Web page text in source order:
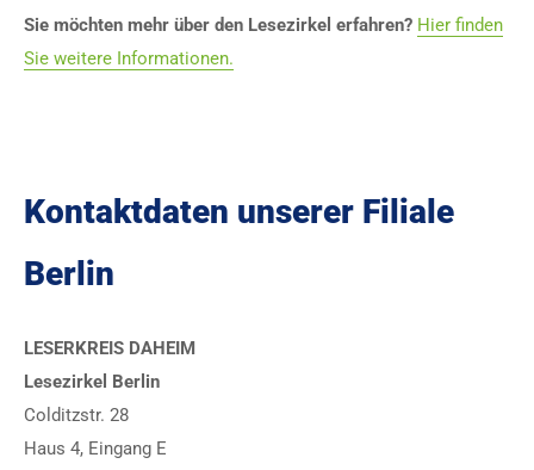
Sie möchten mehr über den Lesezirkel erfahren? Hier finden
Sie weitere Informationen.
Kontaktdaten unserer Filiale
Berlin
LESERKREIS DAHEIM
Lesezirkel Berlin
Colditzstr. 28
Haus 4, Eingang E